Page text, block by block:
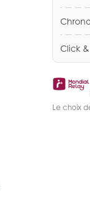
Click
Le choix